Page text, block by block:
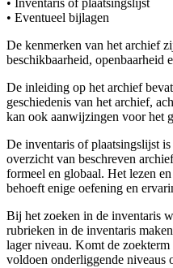
• Inventaris of plaatsingslijst
• Eventueel bijlagen
De kenmerken van het archief
beschikbaarheid, openbaarheid
De inleiding op het archief
geschiedenis van het archief,
kan ook aanwijzingen voor het
De inventaris of plaatsingslijst
overzicht van beschreven
formeel en globaal. Het lezen
behoeft enige oefening en
Bij het zoeken in de inventaris
rubrieken in de inventaris
lager niveau. Komt de
voldoen onderliggende niveaus